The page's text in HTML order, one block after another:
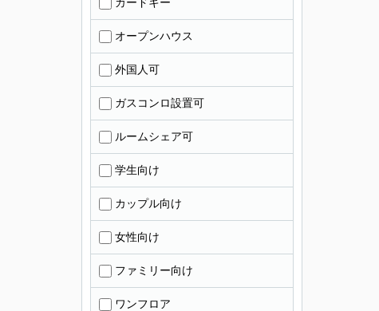
オープンハウス
外国人可
ガスコンロ設置可
ルームシェア可
学生向け
カップル向け
女性向け
ファミリー向け
ワンフロア